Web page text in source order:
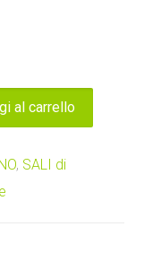
al carrello
, SALI di